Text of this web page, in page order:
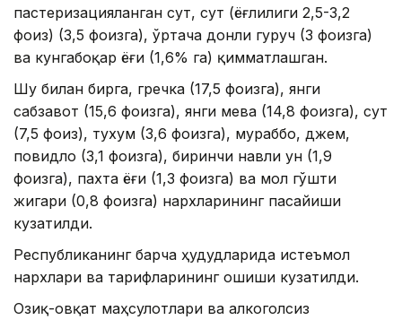
пастеризацияланган сут, сут (ёғлилиги 2,5-3,2
фоиз) (3,5 фоизга), ўртача донли гуруч (3 фоизга)
ва кунгабоқар ёғи (1,6% га) қимматлашган.
Шу билан бирга, гречка (17,5 фоизга), янги
сабзавот (15,6 фоизга), янги мева (14,8 фоизга), сут
(7,5 фоиз), тухум (3,6 фоизга), мураббо, джем,
повидло (3,1 фоизга), биринчи навли ун (1,9
фоизга), пахта ёғи (1,3 фоизга) ва мол гўшти
жигари (0,8 фоизга) нархларининг пасайиши
кузатилди.
Республиканинг барча ҳудудларида истеъмол
нархлари ва тарифларининг ошиши кузатилди.
Озиқ-овқат маҳсулотлари ва алкоголсиз